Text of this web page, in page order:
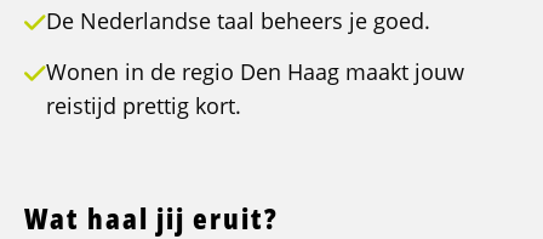
De Nederlandse taal beheers je goed.
Wonen in de regio Den Haag maakt jouw
reistijd prettig kort.
Wat haal jij eruit?